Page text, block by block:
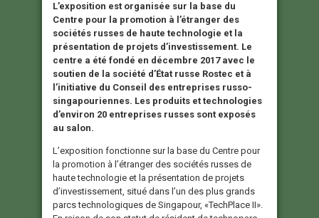
L’exposition est organisée sur la base du
Centre pour la promotion à l’étranger des
sociétés russes de haute technologie et la
présentation de projets d’investissement. Le
centre a été fondé en décembre 2017 avec le
soutien de la société d’État russe Rostec et à
l’initiative du Conseil des entreprises russo-
singapouriennes. Les produits et technologies
d’environ 20 entreprises russes sont exposés
au salon.
L’exposition fonctionne sur la base du Centre pour
la promotion à l’étranger des sociétés russes de
haute technologie et la présentation de projets
d’investissement, situé dans l’un des plus grands
parcs technologiques de Singapour, «TechPlace II».